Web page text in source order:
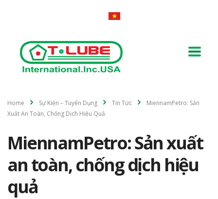
Home Sự Kiện – Tuyển Dụng Tin Tức
MiennamPetro: Sản
Xuất An Toàn, Chống Dịch Hiệu Quả
MiennamPetro: Sản xuất
an toàn, chống dịch hiệu
quả